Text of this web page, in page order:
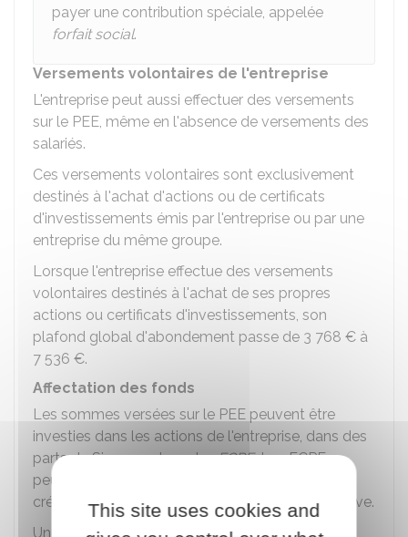
payer une contribution spéciale, appelée
forfait social.
Versements volontaires de l'entreprise
L'entreprise peut aussi effectuer des versements
sur le PEE, même en l'absence de versements des
salariés.
Ces versements volontaires sont exclusivement
destinés à l'achat d'actions ou de certificats
d'investissements émis par l'entreprise ou par une
entreprise du même groupe.
Lorsque l'entreprise effectue des versements
volontaires destinés à l'achat de ses propres
actions ou certificats d'investissements, son
plafond global d'abondement passe de 3 768 € à
7 536 €.
Affectation des fonds
Les sommes versées sur le PEE peuvent être
investies dans les actions de l'entreprise, dans des
parts deSicavou dans desFCPE. Les FCPE
peuvent comporter des parts de l'entreprise
créatrice du PEE, même si elle est une coopérative.
Une partie des sommes versées sur le PEE doit
This site uses cookies and